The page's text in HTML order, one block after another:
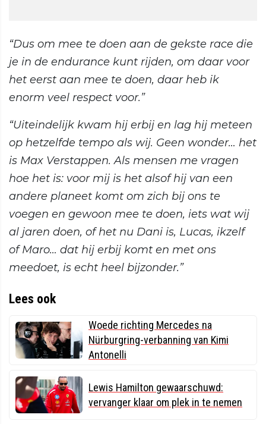
“Dus om mee te doen aan de gekste race die
je in de endurance kunt rijden, om daar voor
het eerst aan mee te doen, daar heb ik
enorm veel respect voor.”
“Uiteindelijk kwam hij erbij en lag hij meteen
op hetzelfde tempo als wij. Geen wonder… het
is Max Verstappen. Als mensen me vragen
hoe het is: voor mij is het alsof hij van een
andere planeet komt om zich bij ons te
voegen en gewoon mee te doen, iets wat wij
al jaren doen, of het nu Dani is, Lucas, ikzelf
of Maro… dat hij erbij komt en met ons
meedoet, is echt heel bijzonder.”
Lees ook
Woede richting Mercedes na
Nürburgring-verbanning van Kimi
Antonelli
Lewis Hamilton gewaarschuwd:
vervanger klaar om plek in te nemen